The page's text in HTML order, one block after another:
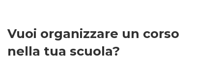
Vuoi organizzare un corso
nella tua scuola?